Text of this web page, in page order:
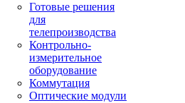
Готовые решения
для
телепроизводства
Контрольно-
измерительное
оборудование
Коммутация
Оптические модули